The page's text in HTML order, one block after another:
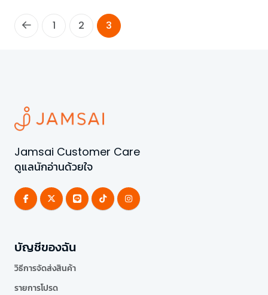
1 2 3
Jamsai Customer Care
ดูแลนักอ่านด้วยใจ
บัญชีของฉัน
วิธีการจัดส่งสินค้า
รายการโปรด